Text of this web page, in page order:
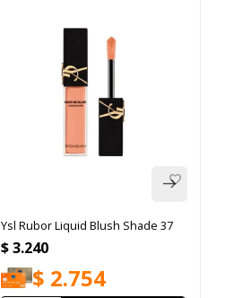
Ysl Rubor Liquid Blush Shade 37
$3.240
$ 2.754